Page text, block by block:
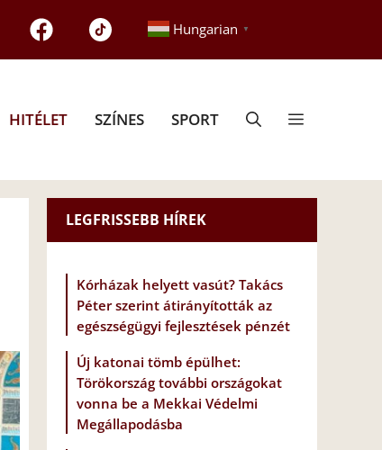
Hungarian ▼
HITÉLET SZÍNES SPORT
LEGFRISSEBB HÍREK
Kórházak helyett vasút? Takács
Péter szerint átirányították az
egészségügyi fejlesztések pénzét
Új katonai tömb épülhet:
Törökország további országokat
vonna be a Mekkai Védelmi
Megállapodásba